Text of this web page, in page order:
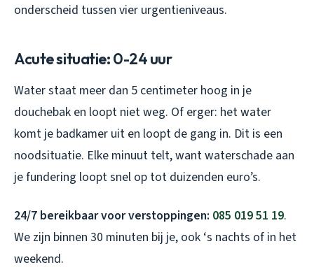
onderscheid tussen vier urgentieniveaus.
Acute situatie: 0-24 uur
Water staat meer dan 5 centimeter hoog in je
douchebak en loopt niet weg. Of erger: het water
komt je badkamer uit en loopt de gang in. Dit is een
noodsituatie. Elke minuut telt, want waterschade aan
je fundering loopt snel op tot duizenden euro’s.
24/7 bereikbaar voor verstoppingen: 085 019 51 19.
We zijn binnen 30 minuten bij je, ook ‘s nachts of in het
weekend.